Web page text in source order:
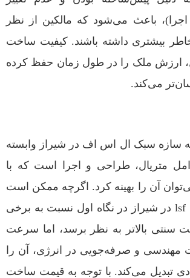
باعث می‌شود که مالکین از نظر
بیشتری داشته باشند. کیفیت ساخت
ارزش ملک را در طول زمان حفظ کرده
می‌کند.
سازه سبک ال اس اف در شیراز وابسته
متریال، طراحی و اجرا است که با
آن را بهینه کرد. اگرچه ممکن است
هزینه سازه سبک lsf در شیراز در نگاه اول نسبت به برخی
سنتی بالاتر به نظر برسد، اما سرعت
مهندسی و صرفه‌جویی در انرژی، آن را
تبدیل می‌کند. با توجه به قیمت ساخت